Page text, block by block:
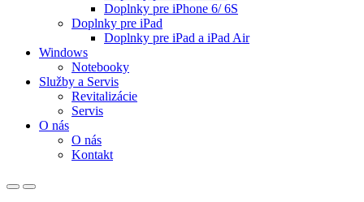
Doplnky pre iPhone 6/ 6S
Doplnky pre iPad
Doplnky pre iPad a iPad Air
Windows
Notebooky
Služby a Servis
Revitalizácie
Servis
O nás
O nás
Kontakt